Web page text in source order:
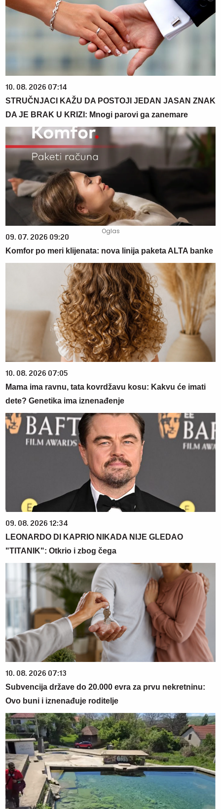
10. 08. 2026 07:14
STRUČNJACI KAŽU DA POSTOJI JEDAN JASAN ZNAK
DA JE BRAK U KRIZI: Mnogi parovi ga zanemare
09. 07. 2026 09:20
Komfor po meri klijenata: nova linija paketa ALTA banke
10. 08. 2026 07:05
Mama ima ravnu, tata kovrdžavu kosu: Kakvu će imati
dete? Genetika ima iznenađenje
09. 08. 2026 12:34
LEONARDO DI KAPRIO NIKADA NIJE GLEDAO
"TITANIK": Otkrio i zbog čega
10. 08. 2026 07:13
Subvencija države do 20.000 evra za prvu nekretninu:
Ovo buni i iznenađuje roditelje